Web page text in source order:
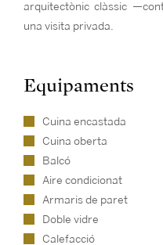
arquitectònic clàssic
una visita privada.
Equipaments
Cuina encastada
Cuina oberta
Balcó
Aire condicionat
Armaris de paret
Doble vidre
Calefacció